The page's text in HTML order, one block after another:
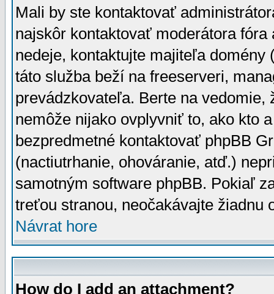
Mali by ste kontaktovať
najskôr kontaktovať moderátora
nedeje, kontaktujte majiteľa
táto služba beží na freeserveri,
prevádzkovateľa. Berte na vedomie,
nemôže nijako ovplyvniť to, ako kto
bezpredmetné kontaktovať phpBB
(nactiutrhanie, ohováranie, atď.)
samotným software phpBB. Pokiaľ
treťou stranou, neočakávajte žiadnu
Návrat hore
How do I add an attachment?